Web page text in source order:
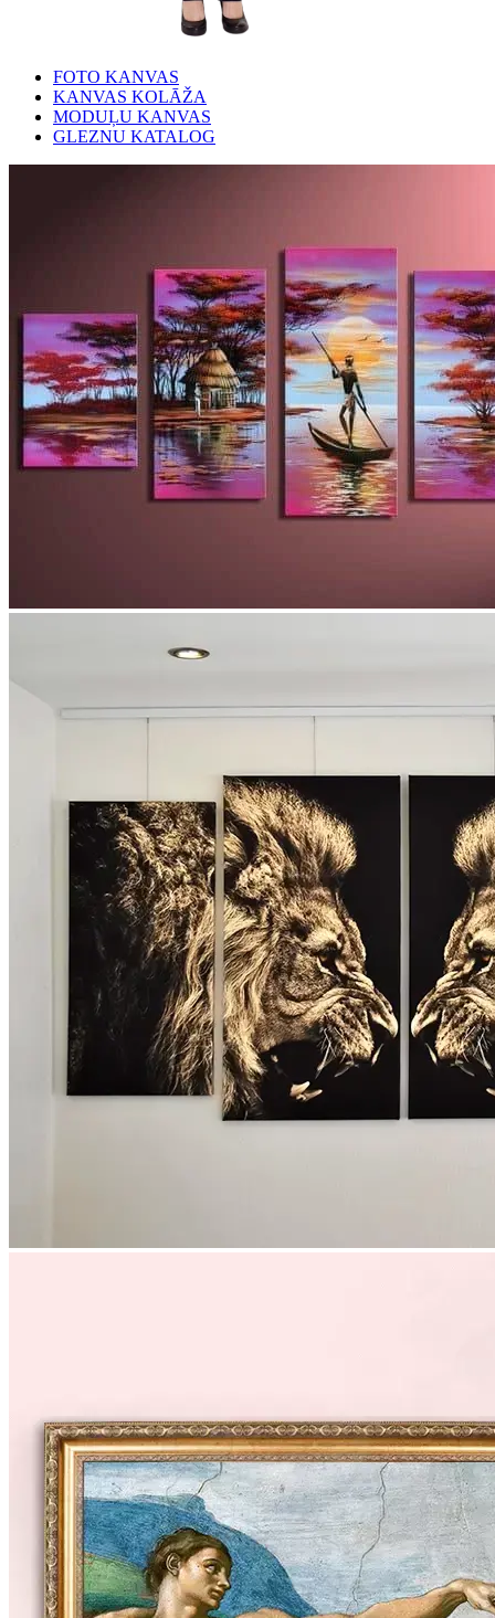
FOTO KANVAS
KANVAS KOLĀŽA
MODUĻU KANVAS
GLEZNU KATALOG